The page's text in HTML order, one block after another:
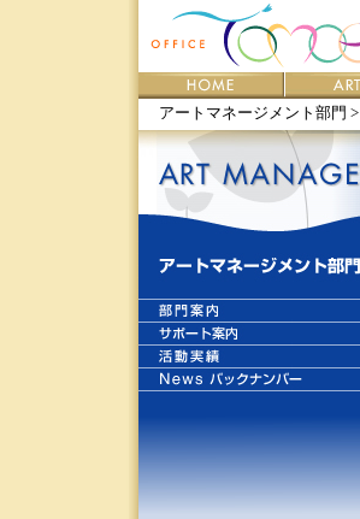
アートマネージメント部門 >